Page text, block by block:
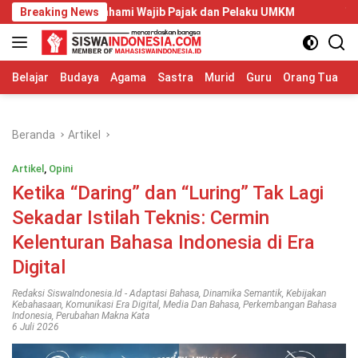
Langsung
ke
konten
Breaking News
Wajib Pajak dan Pelaku UMKM Telkom
Belajar Budaya Agama Sastra Murid Guru Orang Tua
Beranda Artikel
Artikel , Opini
Ketika “Daring” dan “Luring” Tak Lagi
Sekadar Istilah Teknis: Cermin
Kelenturan Bahasa Indonesia di Era
Digital
Redaksi SiswaIndonesia.id -Adaptasi Bahasa, Dinamika Semantik, Kebijakan
Kebahasaan, Komunikasi Era Digital, Media Dan Bahasa, Perkembangan Bahasa
Indonesia, Perubahan Makna Kata
6 Juli 2026